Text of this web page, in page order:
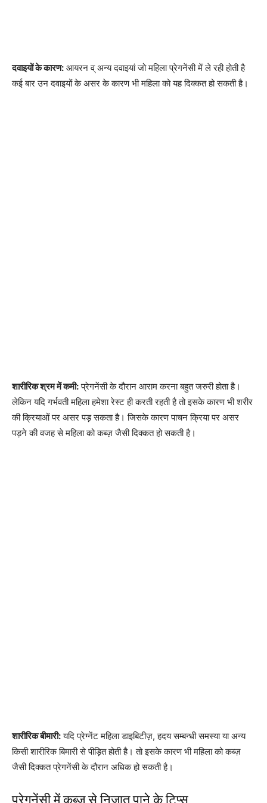
दवाइयों के कारण: आयरन व् अन्य दवाइयां जो महिला प्रेगनेंसी में ले रही होती है
कई बार उन दवाइयों के असर के कारण भी महिला को यह दिक्कत हो सकती है।
शारीरिक श्रम में कमी:प्रेगनेंसी के दौरान आराम करना बहुत जरुरी होता है।
लेकिन यदि गर्भवती महिला हमेशा रेस्ट ही करती रहती है तो इसके कारण भी शरीर
की क्रियाओं पर असर पड़ सकता है। जिसके कारण पाचन क्रिया पर असर
पड़ने की वजह से महिला को कब्ज़ जैसी दिक्कत हो सकती है।
शारीरिक बीमारी:यदि प्रेग्नेंट महिला डाइबिटीज़, हदय सम्बन्धी समस्या या अन्य
किसी शारीरिक बिमारी से पीड़ित होती है। तो इसके कारण भी महिला को कब्ज़
जैसी दिक्कत प्रेगनेंसी के दौरान अधिक हो सकती है।
प्रेगनेंसी में कब्ज़ से निजात पाने के टिप्स